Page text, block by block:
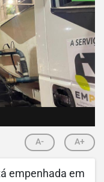
A- A+
empenhada em